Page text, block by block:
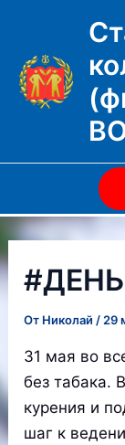
содержимому
От Николай / 29
31 мая во
без табака.
курения и
шаг к